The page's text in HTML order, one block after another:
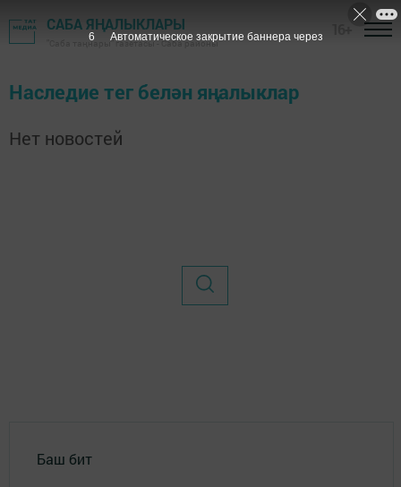
САБА ЯҢАЛЫКЛАРЫ
"Саба таңнары" газетасы - Саба районы
Наследие тег белән яңалыклар
Нет новостей
Баш бит
6 Автоматическое закрытие баннера через